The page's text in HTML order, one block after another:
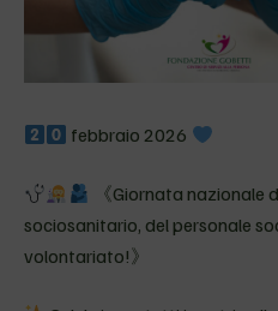
febbraio 2026
《Giornata nazionale
sociosanitario, del personale
volontariato!》